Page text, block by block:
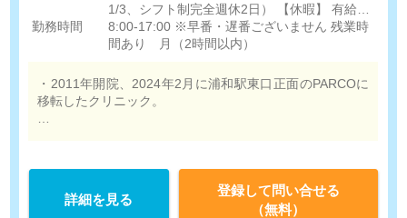
1/3、シフト制完全週休2日） 【休暇】 有給休
暇（法定通り）
勤務時間
8:00-17:00 ※早番・遅番ございません 残業時
間あり 月（2時間以内）
・2011年開院、2024年2月に浦和駅東口正面のPARCOに
移転したクリニック。
詳細を見る
登録して問い合せる
（無料）